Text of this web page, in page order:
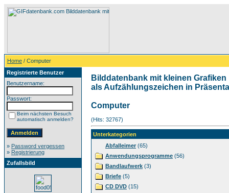
Home / Computer
Registrierte Benutzer
Benutzername:
Passwort:
Beim nächsten Besuch
automatisch anmelden?
» Password vergessen
» Registrierung
Zufallsbild
Bilddatenbank mit kleinen
als Aufzählungszeichen in
Computer
(Hits: 32767)
Unterkategorien
Abfalleimer(65)
Anwendungsprogramme (56)
Bandlaufwerk (3)
Briefe (5)
CD DVD (15)